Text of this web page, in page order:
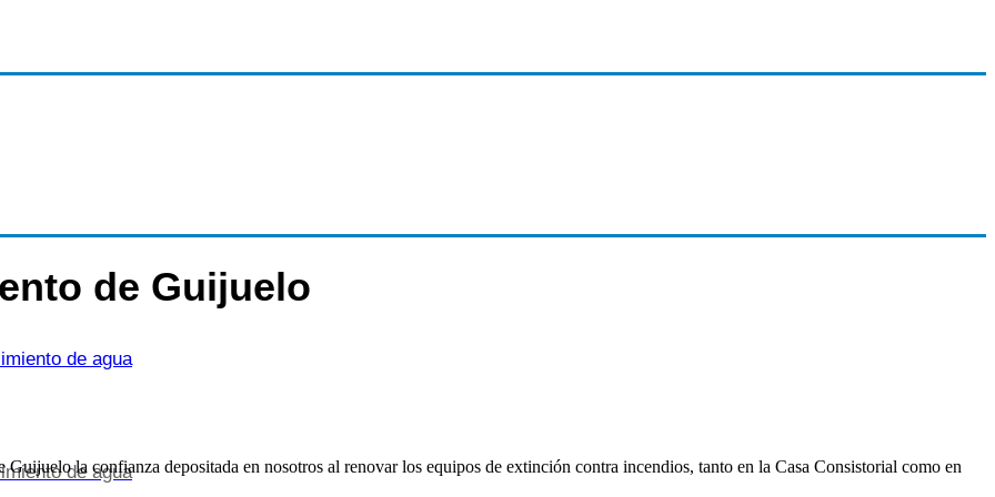
de agua
de agua
de Guijuelo
la confianza depositada en nosotros al renovar los equipos de extinción contra incendios, tanto en la Casa Consistorial como en